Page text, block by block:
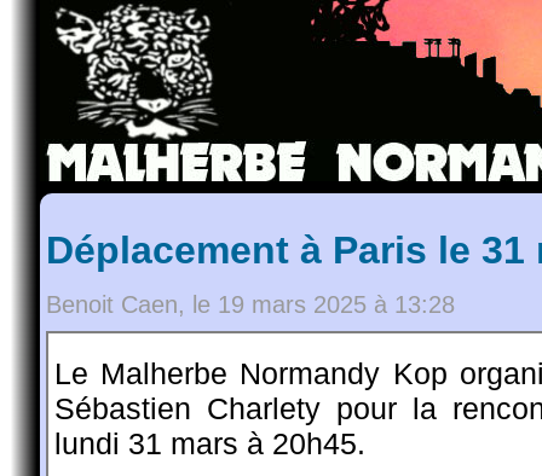
Déplacement à Paris le 31
Benoit Caen, le 19 mars 2025 à 13:28
Le Malherbe Normandy Kop
Sébastien Charlety pour la
lundi 31 mars à 20h45.